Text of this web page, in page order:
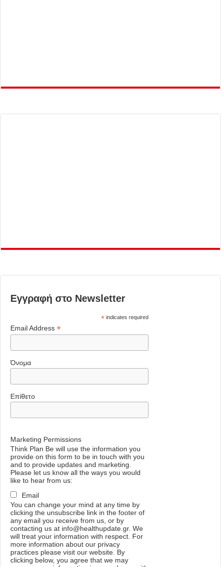
Εγγραφή στο Newsletter
*indicates required
Email Address*
Όνομα
Επίθετο
Marketing Permissions
Think Plan Be will use the information you
provide on this form to be in touch with you
and to provide updates and marketing.
Please let us know all the ways you would
like to hear from us:
Email
You can change your mind at any time by
clicking the unsubscribe link in the footer of
any email you receive from us, or by
contacting us at info@healthupdate.gr. We
will treat your information with respect. For
more information about our privacy
practices please visit our website. By
clicking below, you agree that we may